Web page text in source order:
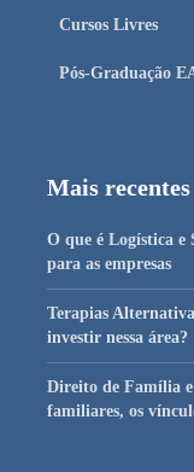
Cursos Livres
Pós-Graduação
Mais recentes
O que é Logística
para as empresas
Terapias
investir nessa área?
Direito de Família e
familiares, os